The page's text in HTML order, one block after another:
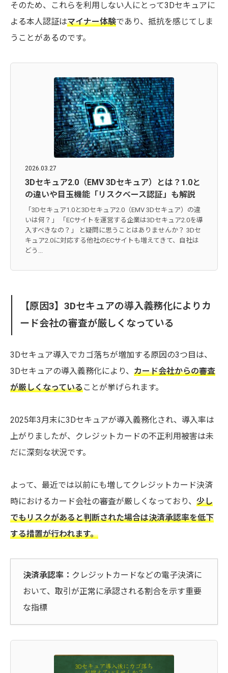
そのため、これらを利用しない人にとって3Dセキュアに
よる本人認証はマイナー体験であり、抵抗を感じてしま
うことがあるのです。
2026.03.27
3Dセキュア2.0（EMV 3Dセキュア）とは？1.0と
の違いや目玉機能「リスクベース認証」も解説
「3Dセキュア1.0と3Dセキュア2.0（EMV 3Dセキュア）の違
いは何？」 「ECサイトを運営する企業は3Dセキュア2.0を導
入すべきなの？」 と疑問に思うことはありませんか？ 3Dセ
キュア2.0に対応する他社のECサイトも増えてきて、自社は
どう...
【原因3】3Dセキュアの導入義務化によりカ
ード会社の審査が厳しくなっている
3Dセキュア導入でカゴ落ちが増加する原因の3つ目は、
3Dセキュアの導入義務化により、 カード会社からの審査
が厳しくなっていることが挙げられます。
2025年3月末に3Dセキュアが導入義務化され、導入率は
上がりましたが、クレジットカードの不正利用被害は未
だに深刻な状況です。
よって、最近では以前にも増してクレジットカード決済
時におけるカード会社の審査が厳しくなっており、 少し
でもリスクがあると判断された場合は決済承認率を低下
する措置が行われます。
決済承認率： クレジットカードなどの電子決済に
おいて、取引が正常に承認される割合を示す重要
な指標